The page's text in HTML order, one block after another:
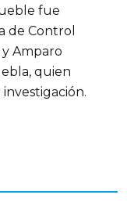
fue
de Control
Amparo
quien